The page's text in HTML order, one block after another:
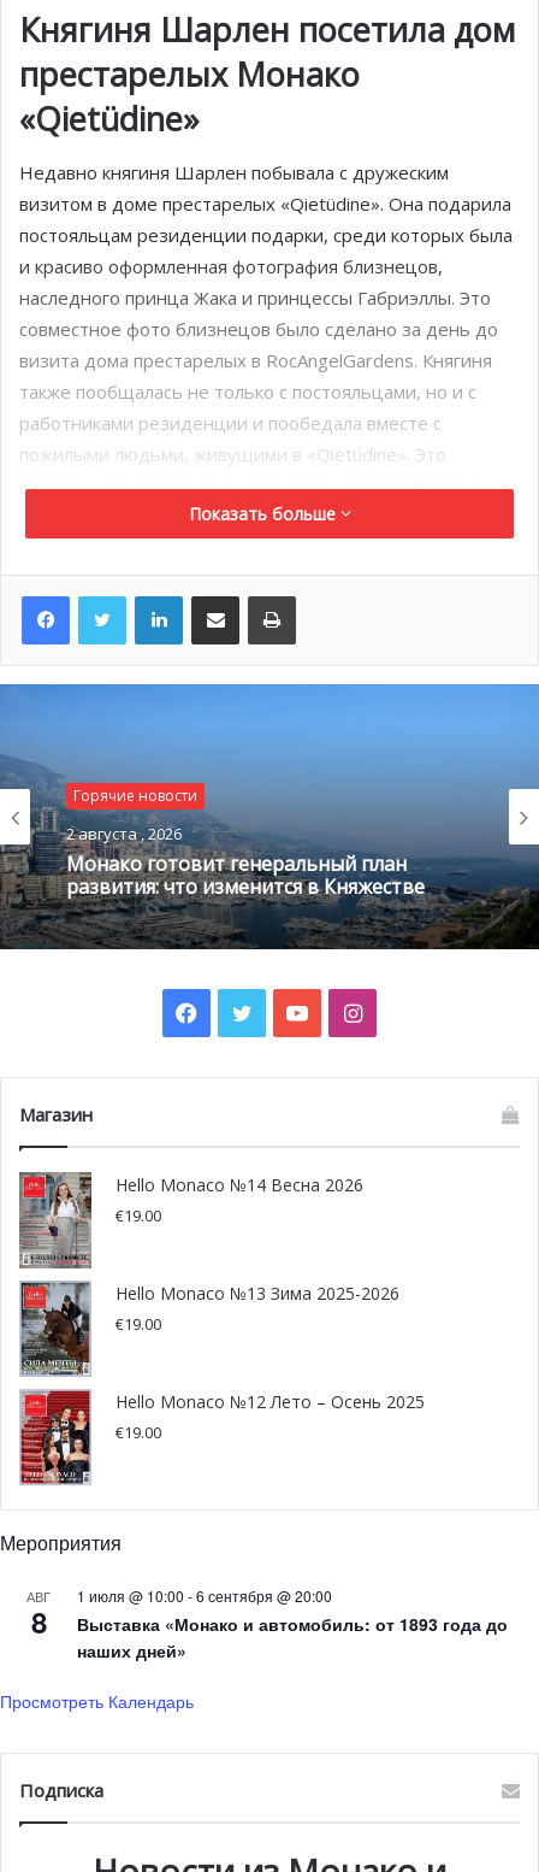
Княгиня Шарлен посетила дом
престарелых Монако
«Qietüdine»
Недавно княгиня Шарлен побывала с дружеским
визитом в доме престарелых «Qietüdine». Она подарила
постояльцам резиденции подарки, среди которых была
и красиво оформленная фотография близнецов,
наследного принца Жака и принцессы Габриэллы. Это
совместное фото близнецов было сделано за день до
визита дома престарелых в RocAngelGardens. Княгиня
также пообщалась не только с постояльцами, но и с
работниками резиденции и пообедала вместе с
пожилыми людьми, живущими в «Qietüdine». Это
заведение расположено неподалеку от RockHarbour.
Князь на ежегодном
благотворительном вечере
фонда сэра Стелиоса
Когда речь заходит о защите окружающей среды,
его сердцу занятий. Альбер II является одним из самых
ревностных сторонников борьбы с теми вредными
эффектами человеческой жизнедеятельности, что
Показать больше
LinkedInПоделиться по электронной почте Распечатать
Горячие новости
2 августа , 2026
Монако готовит генеральный план
развития: что изменится в Княжестве
Facebook
TwitterYouTubeInstagram
Магазин
Hello Monaco №14 Весна 2026
€19.00
Hello Monaco №13 Зима 2025-2026
€19.00
Hello Monaco №12 Лето – Осень 2025
€19.00
Мероприятия
АВГ
8
1 июля @ 10:00 -6 сентября @ 20:00
Выставка «Монако и автомобиль: от 1893 года до
наших дней»
Просмотреть Календарь
Подписка